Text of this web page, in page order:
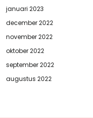
januari 2023
december 2022
november 2022
oktober 2022
september 2022
augustus 2022